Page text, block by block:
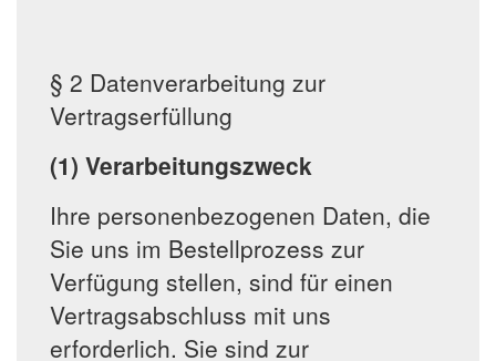
§ 2 Datenverarbeitung zur
Vertragserfüllung
(1) Verarbeitungszweck
Ihre personenbezogenen Daten, die
Sie uns im Bestellprozess zur
Verfügung stellen, sind für einen
Vertragsabschluss mit uns
erforderlich. Sie sind zur